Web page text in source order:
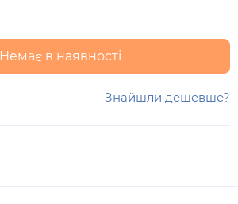
Немає в наявності
Знайшли дешевше?